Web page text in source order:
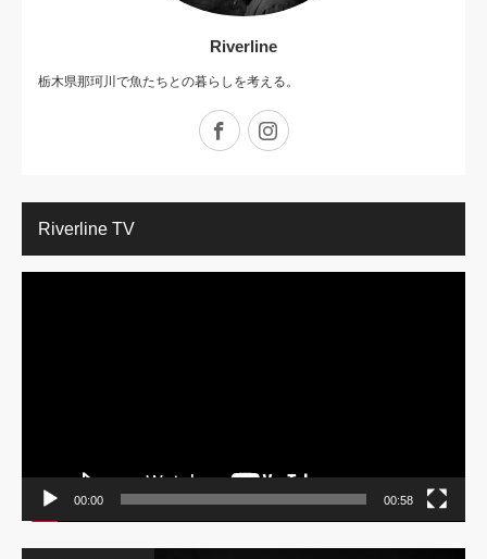
Riverline
栃木県那珂川で魚たちとの暮らしを考える。
FacebookInstagram
Riverline TV
動
00:00 00:58